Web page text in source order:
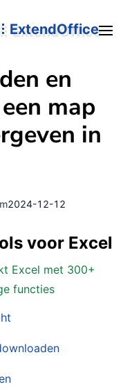
ExtendOffice
en
map
in
2024-12-12
voor Excel
Excel met 300+
functies